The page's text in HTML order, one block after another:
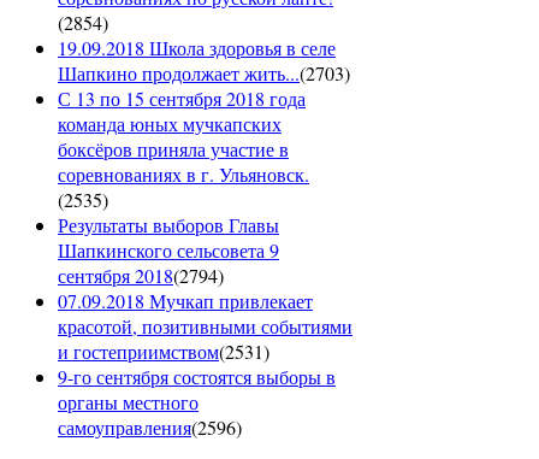
(2854)
19.09.2018 Школа здоровья в селе
Шапкино продолжает жить...(2703)
С 13 по 15 сентября 2018 года
команда юных мучкапских
боксёров приняла участие в
соревнованиях в г. Ульяновск.
(2535)
Результаты выборов Главы
Шапкинского сельсовета 9
сентября 2018(2794)
07.09.2018 Мучкап привлекает
красотой, позитивными событиями
и гостеприимством(2531)
9-го сентября состоятся выборы в
органы местного
самоуправления(2596)